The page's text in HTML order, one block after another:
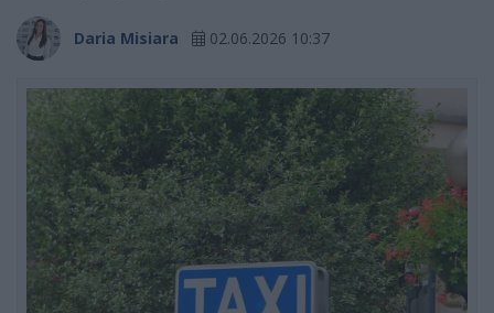
Daria Misiara 02.06.2026 10:37